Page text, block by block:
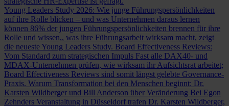
Young Leaders Study 2026: Wie junge Führungspersönlichkeiten
auf ihre Rolle blicken – und was Unternehmen daraus lernen
können 86% der jungen Führungspersönlichkeiten brennen für ihre
Rolle und wissen,, was ihre Führungsarbeit wirksam macht, zeigt
die neueste Young Leaders Study. Board Effectiveness Reviews:
Vom Standard zum strategischen Impuls Fast alle DAX40- und
MDAX-Unternehmen prüfen, wie wirksam ihr Aufsichtsrat arbeitet;
Board Effectiveness Reviews sind somit längst gelebte Governance-
Praxis. Warum Transformation bei den Menschen beginnt: Dr.
Karsten Wildberger und Bill Anderson über Veränderung Bei Egon
Zehnders Veranstaltung in Düsseldorf trafen Dr. Karsten Wildberger,